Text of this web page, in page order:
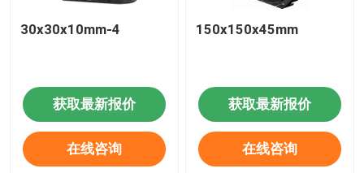
30x30x10mm-4
获取最新报价
在线咨询
150x150x45mm
获取最新报价
在线咨询